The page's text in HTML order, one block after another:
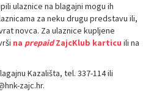
ulaznice na blagajni mogu ih
za neku drugu predstavu ili,
novca. Za ulaznice kupljene
na prepaidZajcKlub karticu ili na
Kazališta, tel. 337-114 ili
zajc.hr.